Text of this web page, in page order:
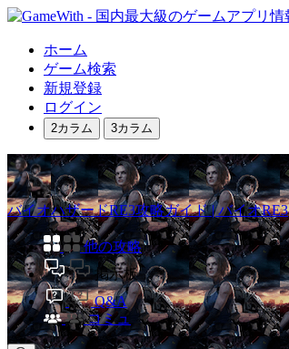
ホーム
ゲーム検索
新規登録
ログイン
2カラム 3カラム
バイオハザードRE3攻略ガイド | バイオRE3
他の攻略
掲示板
Q&A
コミュ